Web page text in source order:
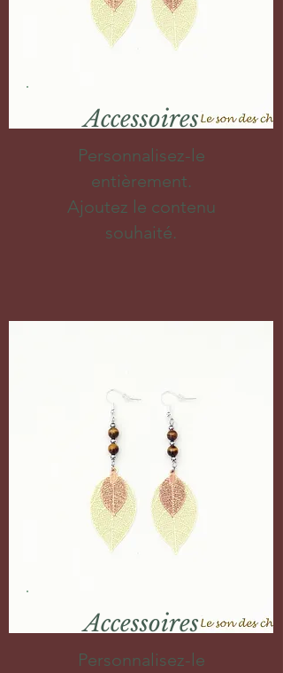
Accessoires
Personnalisez-le
entièrement.
Ajoutez le contenu
souhaité.
Accessoires
Personnalisez-le